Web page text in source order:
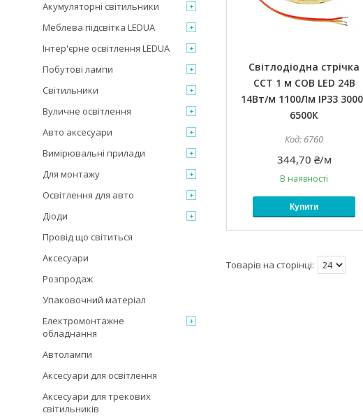
Світлодіодна стрічка
CCT 1 м COB LED 24В
14Вт/м 1100Лм IP33
6500К
6760
344,70 ₴/м
В наявності
Купити
Акумуляторні світильники
Меблева підсвітка LEDUA
Інтер'єрне освітлення LEDUA
Побутові лампи
Світильники
Вуличне освітлення
Авто аксесуари
Вимірювальні прилади
Для монтажу
Освітлення для авто
Діоди
Провід що світиться
Аксесуари
Розпродаж
Упаковочний матеріал
Електромонтажне
обладнання
Автолампи
Аксесуари для освітлення
Аксесуари для трекових
світильників